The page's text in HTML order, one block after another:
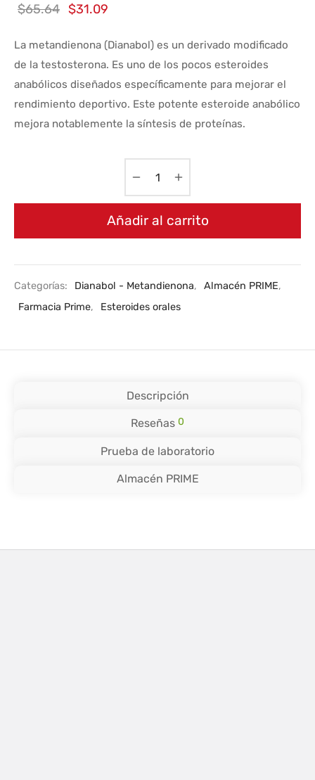
$65.64 El
original
era:
$65.64.
$31.09
$31.09.
La metandienona (Dianabol) es un derivado modificado
de la testosterona. Es uno de los pocos esteroides
anabólicos diseñados específicamente para mejorar el
rendimiento deportivo. Este potente esteroide anabólico
mejora notablemente la síntesis de proteínas.
Añadir al carrito
Categorías: Dianabol - Metandienona, Almacén PRIME,
Farmacia Prime, Esteroides orales
Descripción
Reseñas 0
Prueba de laboratorio
Almacén PRIME